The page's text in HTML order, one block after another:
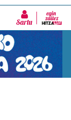
Sartu